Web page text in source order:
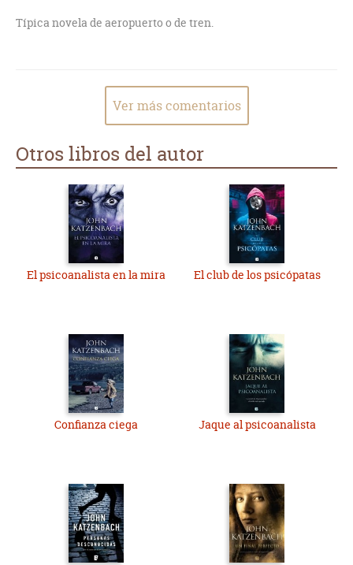
Típica novela de aeropuerto o de tren.
Ver más comentarios
Otros libros del autor
El psicoanalista en la mira El club de los psicópatas
Confianza ciega Jaque al psicoanalista